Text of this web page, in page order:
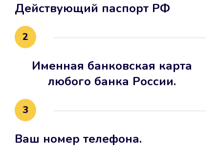
Действующий паспорт РФ
2
Именная банковская карта
любого банка России.
3
Ваш номер телефона.